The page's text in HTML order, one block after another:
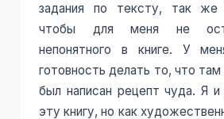
задания по тексту, так же
чтобы для меня не
непонятного в книге. У
готовность делать то, что
был написан рецепт чуда. Я и
эту книгу, но как